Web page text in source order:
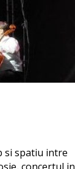
si spatiu intre